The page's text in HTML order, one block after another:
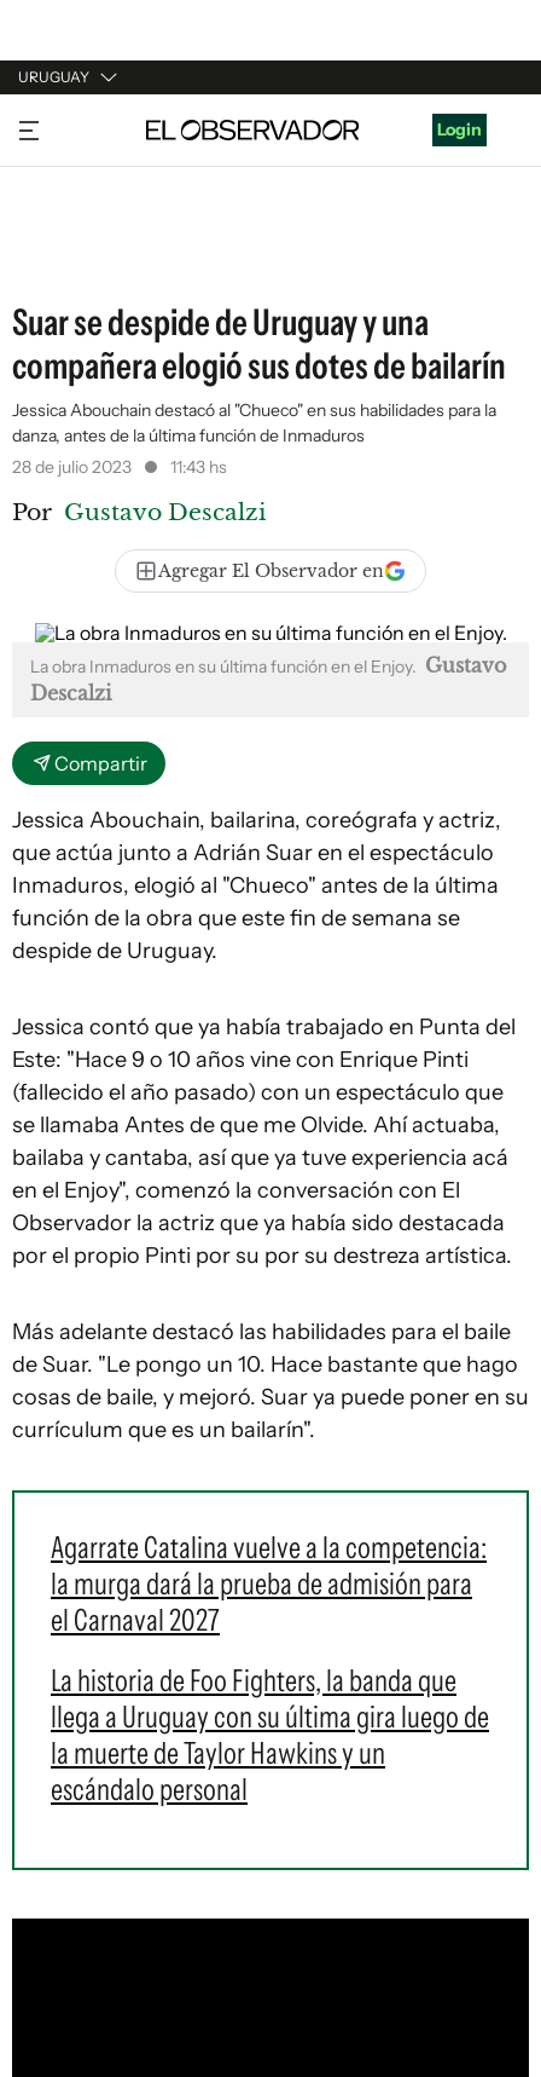
URUGUAY
URUGUAY
ARGENTINA
Login
Suar se despide de Uruguay y una
compañera elogió sus dotes de bailarín
Jessica Abouchain destacó al "Chueco" en sus habilidades para la
danza, antes de la última función de Inmaduros
28 de julio 2023
11:43 hs
Por Gustavo Descalzi
Agregar El Observador en
La obra Inmaduros en su última función en el Enjoy. Gustavo
Descalzi
Compartir
Jessica Abouchain, bailarina, coreógrafa y actriz,
que actúa junto a Adrián Suar en el espectáculo
Inmaduros, elogió al "Chueco" antes de la última
función de la obra que este fin de semana se
despide de Uruguay.
Jessica contó que ya había trabajado en Punta del
Este: "Hace 9 o 10 años vine con Enrique Pinti
(fallecido el año pasado) con un espectáculo que
se llamaba Antes de que me Olvide. Ahí actuaba,
bailaba y cantaba, así que ya tuve experiencia acá
en el Enjoy", comenzó la conversación con El
Observador la actriz que ya había sido destacada
por el propio Pinti por su por su destreza artística.
Más adelante destacó las habilidades para el baile
de Suar. "Le pongo un 10. Hace bastante que hago
cosas de baile, y mejoró. Suar ya puede poner en su
currículum que es un bailarín".
Agarrate Catalina vuelve a la competencia:
la murga dará la prueba de admisión para
el Carnaval 2027
La historia de Foo Fighters, la banda que
llega a Uruguay con su última gira luego de
la muerte de Taylor Hawkins y un
escándalo personal